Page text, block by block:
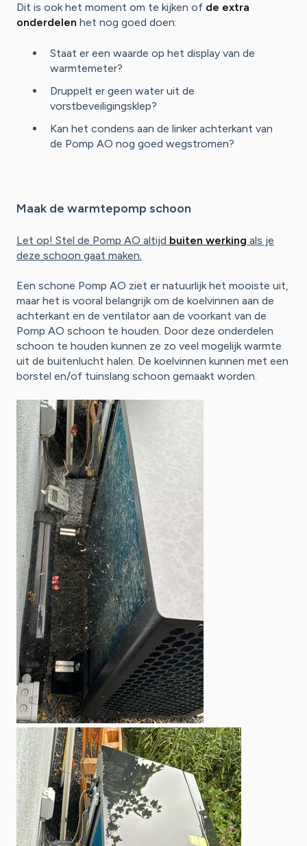
Dit is ook het moment om te kijken of de extra
onderdelen het nog goed doen:
Staat er een waarde op het display van de
warmtemeter?
Druppelt er geen water uit de
vorstbeveiligingsklep?
Kan het condens aan de linker achterkant van
de Pomp AO nog goed wegstromen?
Maak de warmtepomp schoon
Let op! Stel de Pomp AO altijd buiten werking als je
deze schoon gaat maken.
Een schone Pomp AO ziet er natuurlijk het mooiste uit,
maar het is vooral belangrijk om de koelvinnen aan de
achterkant en de ventilator aan de voorkant van de
Pomp AO schoon te houden. Door deze onderdelen
schoon te houden kunnen ze zo veel mogelijk warmte
uit de buitenlucht halen. De koelvinnen kunnen met een
borstel en/of tuinslang schoon gemaakt worden.